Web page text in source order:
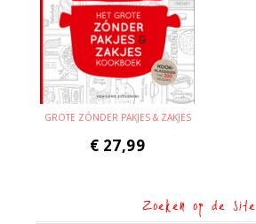
GROTE ZÓNDER PAKJES & ZAKJES
€ 27,99
Zoeken op de site